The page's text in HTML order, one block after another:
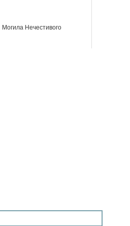
Могила Нечестивого